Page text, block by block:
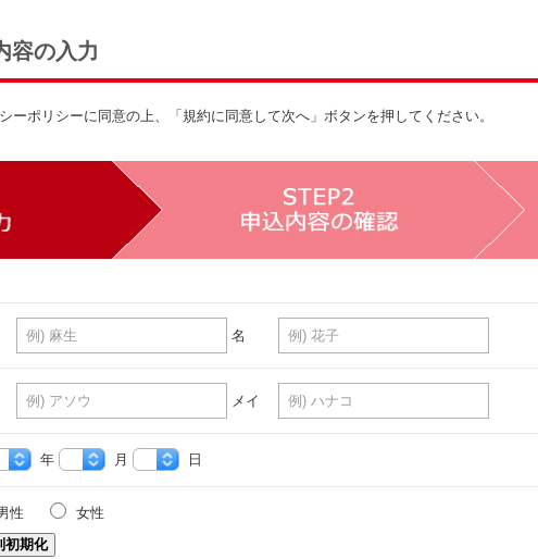
容の入力
ーポリシーに同意の上、「規約に同意して次へ」ボタンを押してください。
名
メイ
年 月 日
性
女性
初期化